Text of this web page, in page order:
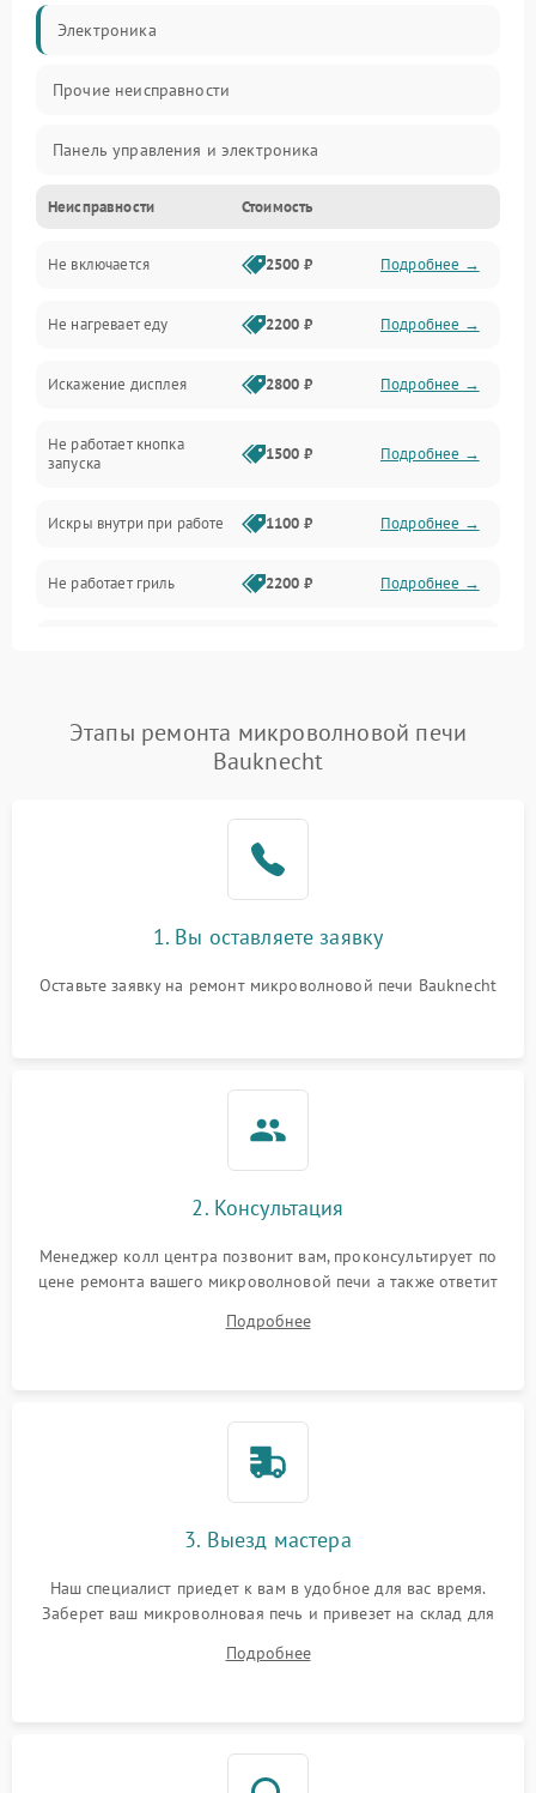
Электроника
Прочие неисправности
Панель управления и электроника
Дверца и корпус
Механика и внутренние элементы
Механические повреждения
Питание и запуск
Нагрев и приготовление
Программное обеспечение
Неисправности Стоимость
Не включается 2500 ₽ Подробнее →
Не нагревает еду 2200 ₽ Подробнее →
Искажение дисплея 2800 ₽ Подробнее →
Не работает кнопка
запуска
1500 ₽ Подробнее →
Искры внутри при работе 1100 ₽ Подробнее →
Не работает гриль 2200 ₽ Подробнее →
Появление запаха гари Подробнее →
2400 ₽ Подробнее →
Не горит подсветка 2000 ₽
Этапы ремонта микроволновой печи
Bauknecht
1. Вы оставляете заявку
Оставьте заявку на ремонт микроволновой печи Bauknecht
2. Консультация
Менеджер колл центра позвонит вам, проконсультирует по
цене ремонта вашего микроволновой печи а также ответит
Подробнее
3. Выезд мастера
Наш специалист приедет к вам в удобное для вас время.
Заберет ваш микроволновая печь и привезет на склад для
Подробнее